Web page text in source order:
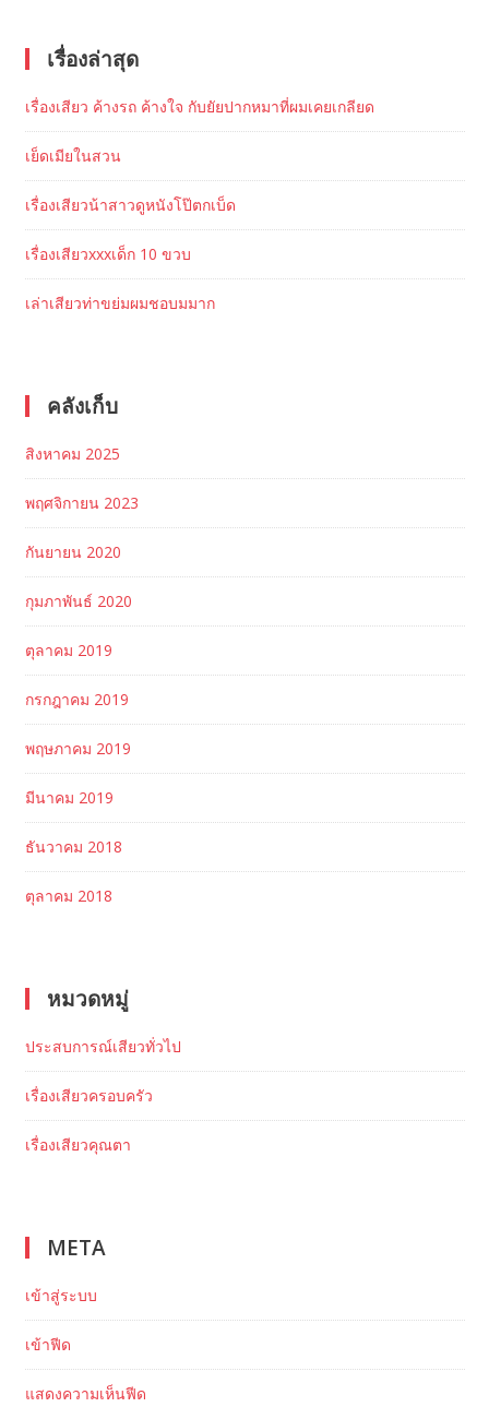
เรื่องล่าสุด
เรื่องเสียว ค้างรถ ค้างใจ กับยัยปากหมาที่ผมเคยเกลียด
เย็ดเมียในสวน
เรื่องเสียวน้าสาวดูหนังโป๊ตกเบ็ด
เรื่องเสียวxxxเด็ก 10 ขวบ
เล่าเสียวท่าขย่มผมชอบมมาก
คลังเก็บ
สิงหาคม 2025
พฤศจิกายน 2023
กันยายน 2020
กุมภาพันธ์ 2020
ตุลาคม 2019
กรกฎาคม 2019
พฤษภาคม 2019
มีนาคม 2019
ธันวาคม 2018
ตุลาคม 2018
หมวดหมู่
ประสบการณ์เสียวทั่วไป
เรื่องเสียวครอบครัว
เรื่องเสียวคุณตา
META
เข้าสู่ระบบ
เข้าฟีด
แสดงความเห็นฟีด